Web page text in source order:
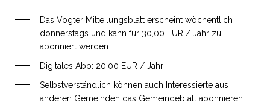
Das Vogter Mitteilungsblatt erscheint wöchentlich
donnerstags und kann für 30,00 EUR / Jahr zu
abonniert werden.
Digitales Abo: 20,00 EUR / Jahr
Selbstverständlich können auch Interessierte aus
anderen Gemeinden das Gemeindeblatt abonnieren.